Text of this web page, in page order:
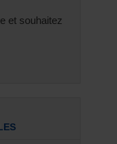
et souhaitez